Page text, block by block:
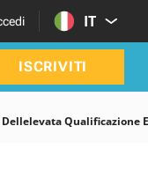
IT
ISCRIVITI
Qualificazione